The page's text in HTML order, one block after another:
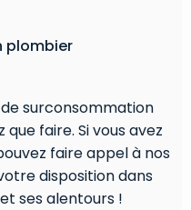
plombier
surconsommation
que faire. Si vous avez
faire appel à nos
disposition dans
ses alentours !